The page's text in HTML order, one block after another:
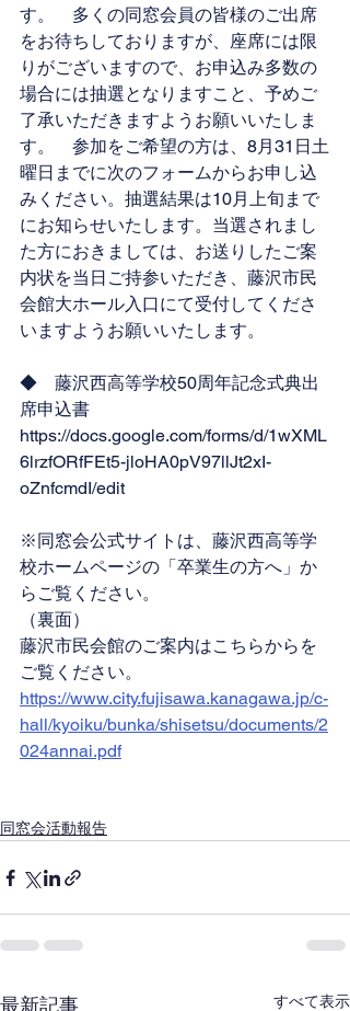
す。　多くの同窓会員の皆様のご出席
をお待ちしておりますが、座席には限
りがございますので、お申込み多数の
場合には抽選となりますこと、予めご
了承いただきますようお願いいたしま
す。　参加をご希望の方は、8月31日土
曜日までに次のフォームからお申し込
みください。抽選結果は10月上旬まで
にお知らせいたします。当選されまし
た方におきましては、お送りしたご案
内状を当日ご持参いただき、藤沢市民
会館大ホール入口にて受付してくださ
いますようお願いいたします。
◆　藤沢西高等学校50周年記念式典出
席申込書
https://docs.google.com/forms/d/1wXML
6lrzfORfFEt5-jloHA0pV97llJt2xI-
oZnfcmdI/edit
※同窓会公式サイトは、藤沢西高等学
校ホームページの「卒業生の方へ」か
らご覧ください。
（裏面）
藤沢市民会館のご案内はこちらからを
ご覧ください。
https://www.city.fujisawa.kanagawa.jp/c-
hall/kyoiku/bunka/shisetsu/documents/2
024annai.pdf
同窓会活動報告
最新記事 すべて表示